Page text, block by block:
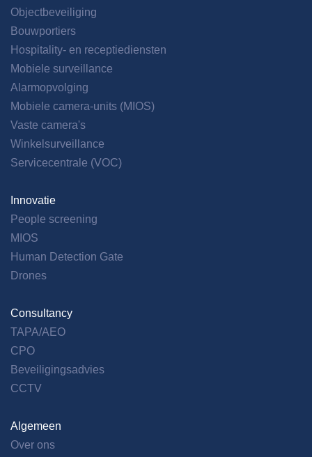
Objectbeveiliging
Bouwportiers
Hospitality- en receptiediensten
Mobiele surveillance
Alarmopvolging
Mobiele camera-units (MIOS)
Vaste camera's
Winkelsurveillance
Servicecentrale (VOC)
Innovatie
People screening
MIOS
Human Detection Gate
Drones
Consultancy
TAPA/AEO
CPO
Beveiligingsadvies
CCTV
Algemeen
Over ons